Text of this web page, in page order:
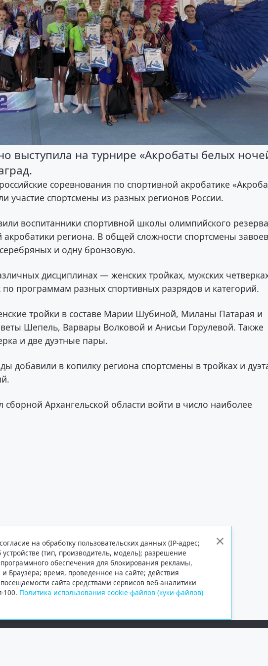
выступила на турнире «Акробаты белых
соревнования по спортивной акробатике
участие спортсмены из разных регионов России.
воспитанники спортивной школы олимпийского резерва
региона. В общей сложности спортсмены
и одну бронзовую.
дисциплинах — женских тройках, мужских
по программам разных спортивных разрядов и категорий.
тройки в составе Марии Шубиной, Миланы Патарая и
Шепель, Варвары Волковой и Анисьи Горулевой. Также
и две дуэтные пары.
добавили в копилку региона спортсмены в тройках и
сборной Архангельской области войти в число наиболее
на обработку пользовательских данных (IP-адрес;
(тип, производитель, модель); разрешение
обеспечения для блокирования рекламы,
Браузера; время, проведенное на сайте; действия
сайта средствами сервисов веб-аналитики
100. Политика использования cookie-файлов (куки-файлов)